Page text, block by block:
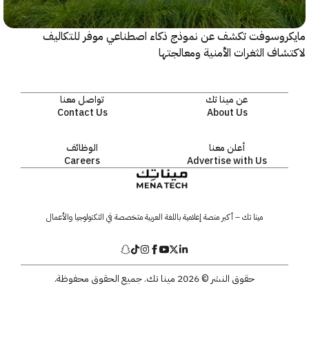
تكشف عن نموذج ذكاء اصطناعي موفر للتكاليف
الثغرات الأمنية ومعالجتها
عن مينا تك
About Us
تواصل معنا
Contact Us
أعلن معنا
Advertise with Us
الوظائف
Careers
مينا تك – أكبر منصة إعلامية باللغة العربية متخصصة في التكنولوجيا والأعمال
حقوق النشر © 2026 مينا تك. جميع الحقوق محفوظة.